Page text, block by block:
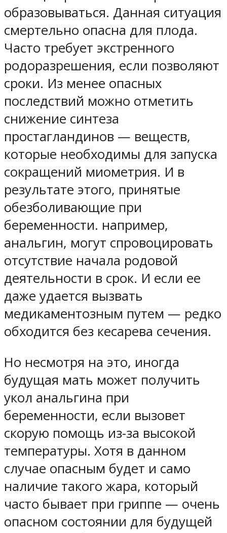
образовываться. Данная ситуация
смертельно опасна для плода.
Часто требует экстренного
родоразрешения, если позволяют
сроки. Из менее опасных
последствий можно отметить
снижение синтеза
простагландинов — веществ,
которые необходимы для запуска
сокращений миометрия. И в
результате этого, принятые
обезболивающие при
беременности. например,
анальгин, могут спровоцировать
отсутствие начала родовой
деятельности в срок. И если ее
даже удается вызвать
медикаментозным путем — редко
обходится без кесарева сечения.
Но несмотря на это, иногда
будущая мать может получить
укол анальгина при
беременности, если вызовет
скорую помощь из-за высокой
температуры. Хотя в данном
случае опасным будет и само
наличие такого жара, который
часто бывает при гриппе — очень
опасном состоянии для будущей